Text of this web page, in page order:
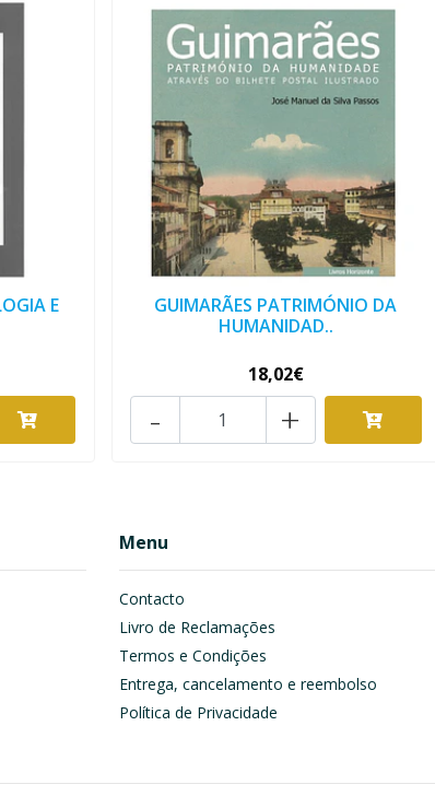
E
GUIMARÃES PATRIMÓNIO DA
HUMANIDAD..
18,02€
+
-
Menu
Contacto
Livro de Reclamações
Termos e Condições
Entrega, cancelamento e reembolso
Política de Privacidade